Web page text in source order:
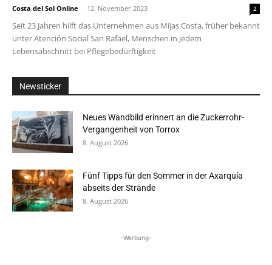
Costa del Sol Online - 12. November 2023 2
Seit 23 Jahren hilft das Unternehmen aus Mijas Costa, früher bekannt
unter Atención Social San Rafael, Menschen in jedem
Lebensabschnitt bei Pflegebedürftigkeit
Newsticker
Neues Wandbild erinnert an die Zuckerrohr-
Vergangenheit von Torrox
8. August 2026
Fünf Tipps für den Sommer in der Axarquía
abseits der Strände
8. August 2026
-Werbung-